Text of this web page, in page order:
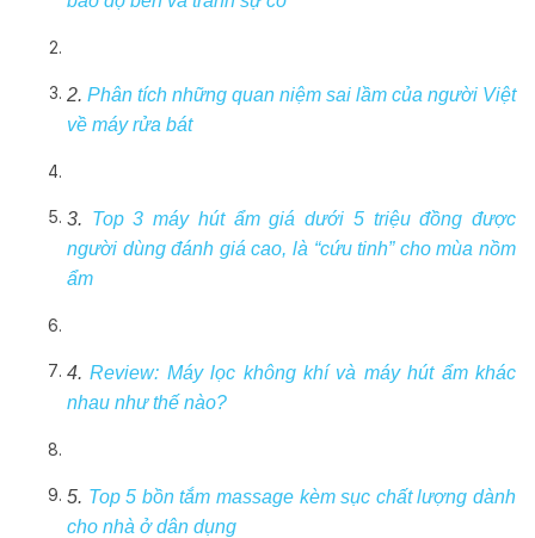
2. Phân tích những quan niệm sai lầm của người Việt
về máy rửa bát
3. Top 3 máy hút ẩm giá dưới 5 triệu đồng được
người dùng đánh giá cao, là “cứu tinh” cho mùa nồm
ẩm
4.Review: Máy lọc không khí và máy hút ẩm khác
nhau như thế nào?
5. Top 5 bồn tắm massage kèm sục chất lượng dành
cho nhà ở dân dụng